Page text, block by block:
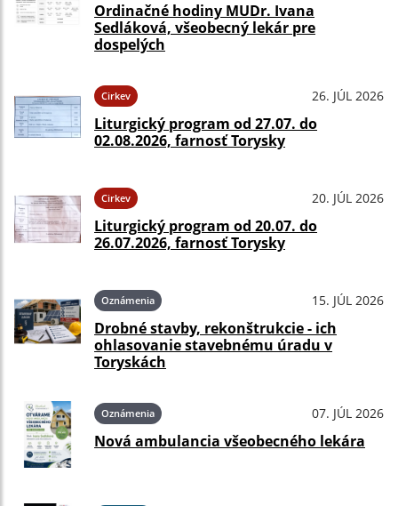
Ordinačné hodiny MUDr. Ivana
Sedláková, všeobecný lekár pre
dospelých
Cirkev 26. JÚL 2026
Liturgický program od 27.07. do
02.08.2026, farnosť Torysky
Cirkev 20. JÚL 2026
Liturgický program od 20.07. do
26.07.2026, farnosť Torysky
Oznámenia 15. JÚL 2026
Drobné stavby, rekonštrukcie - ich
ohlasovanie stavebnému úradu v
Toryskách
Oznámenia 07. JÚL 2026
Nová ambulancia všeobecného lekára